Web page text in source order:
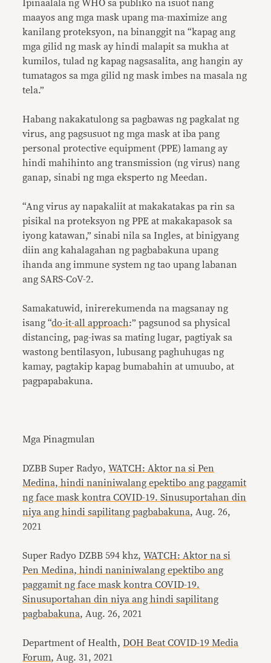
Ipinaalala ng WHO sa publiko na isuot nang
maayos ang mga mask upang ma-maximize ang
kanilang proteksyon, na binanggit na “kapag ang
mga gilid ng mask ay hindi malapit sa mukha at
kumilos, tulad ng kapag nagsasalita, ang hangin ay
tumatagos sa mga gilid ng mask imbes na masala ng
tela.”
Habang nakakatulong sa pagbawas ng pagkalat ng
virus, ang pagsusuot ng mga mask at iba pang
personal protective equipment (PPE) lamang ay
hindi mahihinto ang transmission (ng virus) nang
ganap, sinabi ng mga eksperto ng Meedan.
“Ang virus ay napakaliit at makakatakas pa rin sa
pisikal na proteksyon ng PPE at makakapasok sa
iyong katawan,” sinabi nila sa Ingles, at binigyang
diin ang kahalagahan ng pagbabakuna upang
ihanda ang immune system ng tao upang labanan
ang SARS-CoV-2.
Samakatuwid, inirerekumenda na magsanay ng
isang “do-it-all approach:” pagsunod sa physical
distancing, pag-iwas sa mating lugar, pagtiyak sa
wastong bentilasyon, lubusang paghuhugas ng
kamay, pagtakip kapag bumabahin at umuubo, at
pagpapabakuna.
Mga Pinagmulan
DZBB Super Radyo,WATCH: Aktor na si Pen
Medina, hindi naniniwalang epektibo ang paggamit
ng face mask kontra COVID-19. Sinusuportahan din
niya ang hindi sapilitang pagbabakuna, Aug. 26,
2021
Super Radyo DZBB 594 khz,WATCH: Aktor na si
Pen Medina, hindi naniniwalang epektibo ang
paggamit ng face mask kontra COVID-19.
Sinusuportahan din niya ang hindi sapilitang
pagbabakuna, Aug. 26, 2021
Department of Health,DOH Beat COVID-19 Media
Forum, Aug. 31, 2021